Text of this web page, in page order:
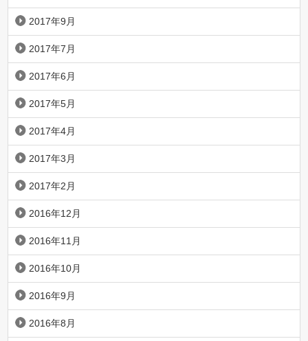
2017年9月
2017年7月
2017年6月
2017年5月
2017年4月
2017年3月
2017年2月
2016年12月
2016年11月
2016年10月
2016年9月
2016年8月